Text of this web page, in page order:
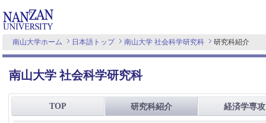
南山大学ホーム 日本語トップ 南山大学 社会科学研究科 研究科紹介
南山大学 社会科学研究科
TOP 研究科紹介 経済学専攻